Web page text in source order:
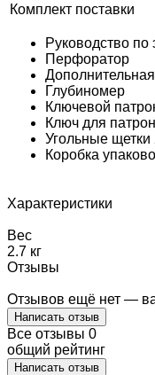
Комплект поставки
Руководство по
Перфоратор
Глубиномер
Ключевой
Ключ для
Угольные щетки
Коробка
Характеристики
Вес
2.7 кг
Отзывы
Отзывов ещё нет —
Написать отзыв
Все отзывы 0
общий рейтинг
Написать отзыв